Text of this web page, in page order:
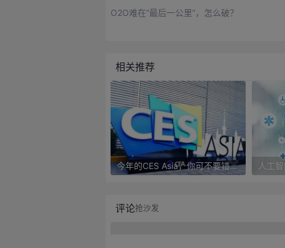
O2O难在“最后一公里”，怎么破？
相关推荐
今年的CES Asia，你可不要错过这些自动驾驶看点
评论抢沙发